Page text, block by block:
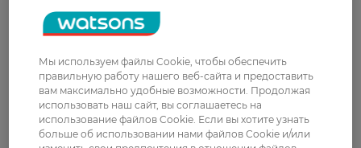
Стоимость доставки – 79 грн, бесплатная
доставка от – 599 грн
Забрать сегодня в магазине Watsons
Стоимость доставки – 0 грн
Показать больше
Оплата
Мы используем файлы Cookie, чтобы обеспечить
правильную работу нашего веб-сайта и предоставить
вам максимально удобные возможности. Продолжая
использовать наш сайт, вы соглашаетесь на
использование файлов Cookie. Если вы хотите узнать
больше об использовании нами файлов Cookie и/или